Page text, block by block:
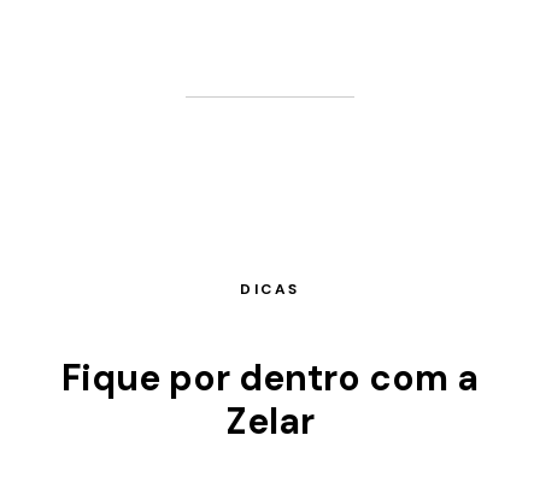
DICAS
Fique por dentro com a
Zelar